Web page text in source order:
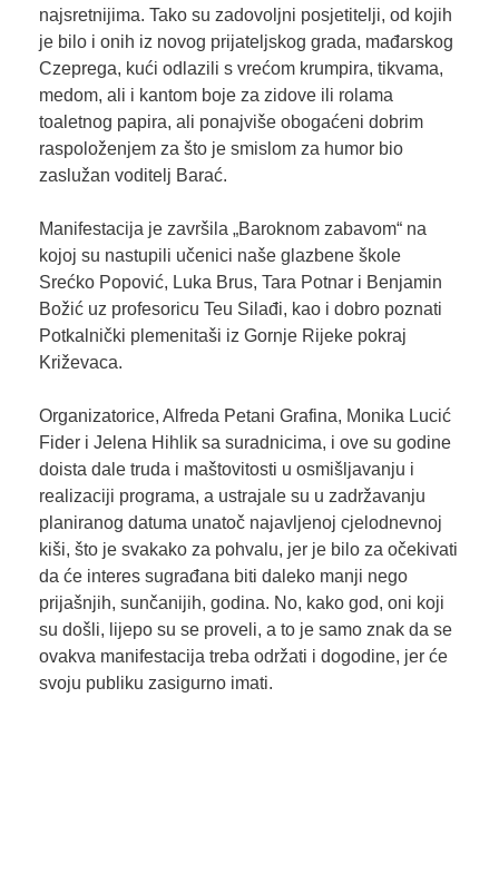
najsretnijima. Tako su zadovoljni posjetitelji, od kojih
je bilo i onih iz novog prijateljskog grada, mađarskog
Czeprega, kući odlazili s vrećom krumpira, tikvama,
medom, ali i kantom boje za zidove ili rolama
toaletnog papira, ali ponajviše obogaćeni dobrim
raspoloženjem za što je smislom za humor bio
zaslužan voditelj Barać.
Manifestacija je završila „Baroknom zabavom“ na
kojoj su nastupili učenici naše glazbene škole
Srećko Popović, Luka Brus, Tara Potnar i Benjamin
Božić uz profesoricu Teu Silađi, kao i dobro poznati
Potkalnički plemenitaši iz Gornje Rijeke pokraj
Križevaca.
Organizatorice, Alfreda Petani Grafina, Monika Lucić
Fider i Jelena Hihlik sa suradnicima, i ove su godine
doista dale truda i maštovitosti u osmišljavanju i
realizaciji programa, a ustrajale su u zadržavanju
planiranog datuma unatoč najavljenoj cjelodnevnoj
kiši, što je svakako za pohvalu, jer je bilo za očekivati
da će interes sugrađana biti daleko manji nego
prijašnjih, sunčanijih, godina. No, kako god, oni koji
su došli, lijepo su se proveli, a to je samo znak da se
ovakva manifestacija treba održati i dogodine, jer će
svoju publiku zasigurno imati.